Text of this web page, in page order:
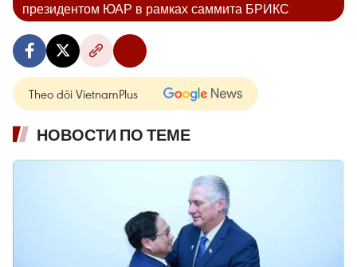
президентом ЮАР в рамках саммита БРИКС
Theo dõi VietnamPlus
НОВОСТИ ПО ТЕМЕ